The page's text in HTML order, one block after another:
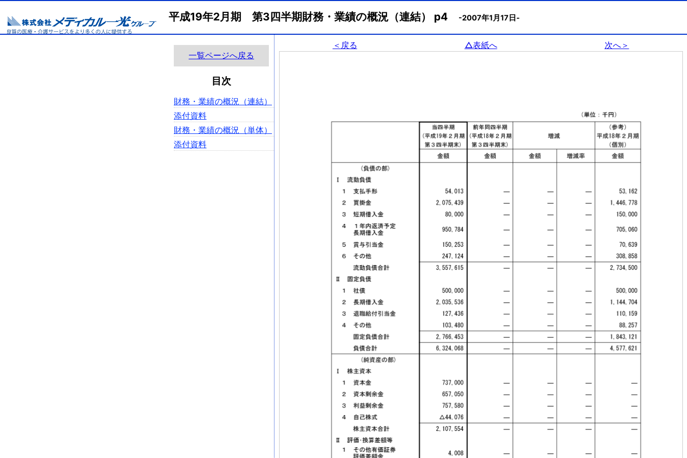
平成19年2月期 第3四半期財務・業績の概況（連結） p4 -2007年1月17日-
一覧ページへ戻る
目次
財務・業績の概況（連結）
添付資料
財務・業績の概況（単体）
添付資料
＜戻る △表紙へ 次へ＞